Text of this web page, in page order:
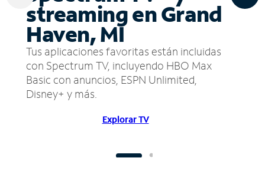
streaming en Grand
Haven, MI
Tus aplicaciones favoritas están incluidas
con Spectrum TV, incluyendo HBO Max
Basic con anuncios, ESPN Unlimited,
Disney+ y más.
Explorar TV